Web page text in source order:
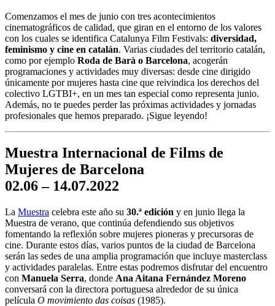
Comenzamos el mes de junio con tres acontecimientos
cinematográficos de calidad, que giran en el entorno de los valores
con los cuales se identifica Catalunya Film Festivals: diversidad,
feminismo y cine en catalán. Varias ciudades del territorio catalán,
como por ejemplo Roda de Barà o Barcelona, acogerán
programaciones y actividades muy diversas: desde cine dirigido
únicamente por mujeres hasta cine que reivindica los derechos del
colectivo LGTBI+, en un mes tan especial como representa junio.
Además, no te puedes perder las próximas actividades y jornadas
profesionales que hemos preparado. ¡Sigue leyendo!
Muestra Internacional de Films de
Mujeres de Barcelona
02.06 – 14.07.2022
La Muestra celebra este año su 30.ª edición y en junio llega la
Muestra de verano, que continúa defendiendo sus objetivos
fomentando la reflexión sobre mujeres pioneras y precursoras de
cine. Durante estos días, varios puntos de la ciudad de Barcelona
serán las sedes de una amplia programación que incluye masterclass
y actividades paralelas. Entre estas podremos disfrutar del encuentro
con Manuela Serra, donde Ana Aitana Fernández Moreno
conversará con la directora portuguesa alrededor de su única
película O movimiento das coisas (1985).